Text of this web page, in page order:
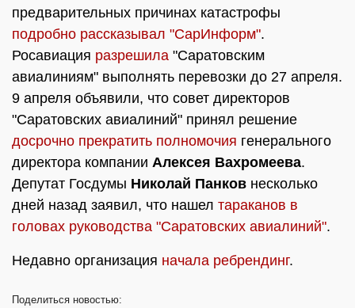
предварительных причинах катастрофы
подробно рассказывал "СарИнформ".
Росавиация разрешила "Саратовским
авиалиниям" выполнять перевозки до 27 апреля.
9 апреля объявили, что совет директоров
"Саратовских авиалиний" принял решение
досрочно прекратить полномочия генерального
директора компании Алексея Вахромеева.
Депутат Госдумы Николай Панков несколько
дней назад заявил, что нашел тараканов в
головах руководства "Саратовских авиалиний".
Недавно организация начала ребрендинг.
Поделиться новостью: